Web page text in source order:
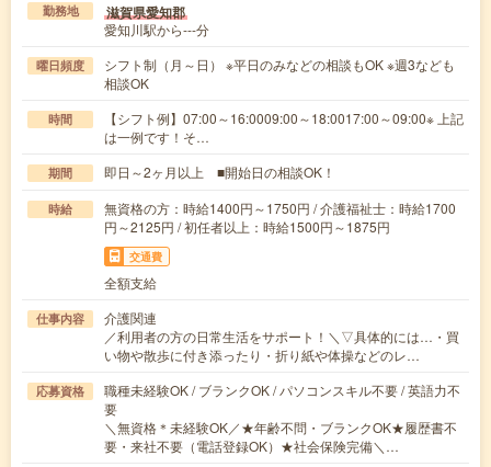
勤務地 滋賀県愛知郡
愛知川駅から---分
曜日頻度
シフト制（月～日） ※平日のみなどの相談もOK ※週3なども
相談OK
時間
【シフト例】07:00～16:0009:00～18:0017:00～09:00※ 上記
は一例です！そ…
期間 即日～2ヶ月以上 ■開始日の相談OK！
時給
無資格の方：時給1400円～1750円 / 介護福祉士：時給1700
円～2125円 / 初任者以上：時給1500円～1875円
交通費
全額支給
仕事内容
介護関連
／利用者の方の日常生活をサポート！＼▽具体的には…・買
い物や散歩に付き添ったり・折り紙や体操などのレ…
応募資格
職種未経験OK / ブランクOK / パソコンスキル不要 / 英語力不
要
＼無資格＊未経験OK／★年齢不問・ブランクOK★履歴書不
要・来社不要（電話登録OK）★社会保険完備＼…